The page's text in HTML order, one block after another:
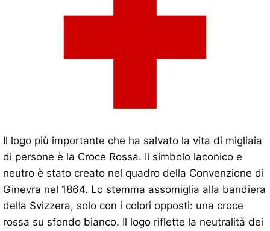
Il logo più importante che ha salvato la vita di migliaia
di persone è la Croce Rossa. Il simbolo laconico e
neutro è stato creato nel quadro della Convenzione di
Ginevra nel 1864. Lo stemma assomiglia alla bandiera
della Svizzera, solo con i colori opposti: una croce
rossa su sfondo bianco. Il logo riflette la neutralità dei